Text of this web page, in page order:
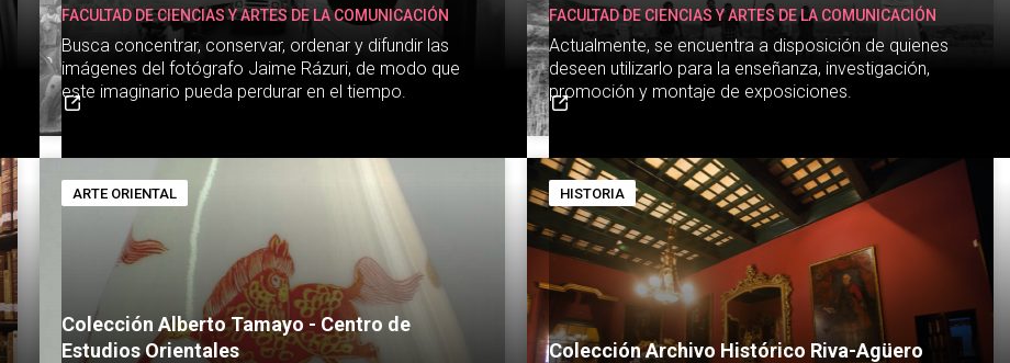
FACULTAD DE CIENCIAS Y ARTES DE LA COMUNICACIÓN
Busca concentrar, conservar, ordenar y difundir las
imágenes del fotógrafo Jaime Rázuri, de modo que
este imaginario pueda perdurar en el tiempo.
FACULTAD DE CIENCIAS Y ARTES DE LA COMUNICACIÓN
Actualmente, se encuentra a disposición de quienes
deseen utilizarlo para la enseñanza, investigación,
promoción y montaje de exposiciones.
Colección Alberto Tamayo - Centro de
Estudios Orientales
ARTE ORIENTAL
Colección Archivo Histórico Riva-Agüero
HISTORIA